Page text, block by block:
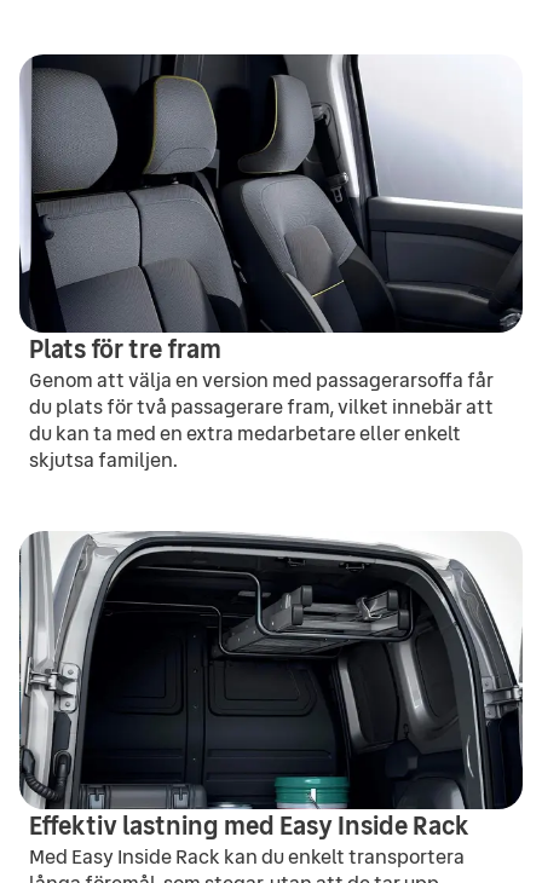
Plats för tre fram
Genom att välja en version med passagerarsoffa får
du plats för två passagerare fram, vilket innebär att
du kan ta med en extra medarbetare eller enkelt
skjutsa familjen.
Effektiv lastning med Easy Inside Rack
Med Easy Inside Rack kan du enkelt transportera